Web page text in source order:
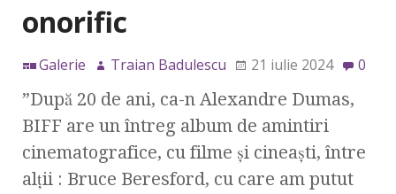
onorific
Galerie Traian Badulescu 21 iulie 2024 0
”După 20 de ani, ca-n Alexandre Dumas,
BIFF are un întreg album de amintiri
cinematografice, cu filme și cineaști, între
alții : Bruce Beresford, cu care am putut